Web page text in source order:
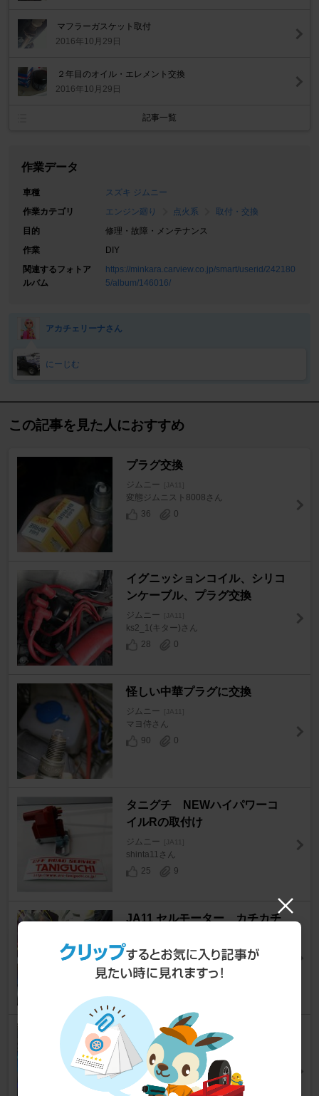
マフラーガスケット取付
2016年10月29日
２年目のオイル・エレメント交換
2016年10月29日
記事一覧
作業データ
車種
スズキ ジムニー
作業カテゴリ
エンジン廻り 点火系
取付・交換
目的
修理・故障・メンテナンス
作業
DIY
関連するフォトア
ルバム
https://minkara.carview.co.jp/smart/userid/242180
5/album/146016/
アカチェリーナさん
にーじむ
この記事を見た人におすすめ
プラグ交換
ジムニー [JA11]
変態ジムニスト8008さん
36
0
イグニッションコイル、シリコ
ンケーブル、プラグ交換
ジムニー [JA11]
ks2_1(キター)さん
28
0
怪しい中華プラグに交換
ジムニー [JA11]
マヨ侍さん
90
0
タニグチ NEWハイパワーコ
イルRの取付け
ジムニー [JA11]
shinta11さん
25
9
JA11 セルモーター カチカチ
ジムニー [JA11]
しのっぴー3さん
デスビ、パッキン、ローター交
換
ジムニー [JA11]
Toshpunksさん